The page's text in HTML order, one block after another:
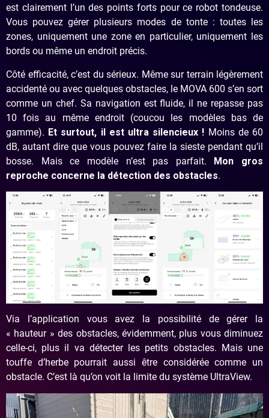
est clairement l’un des points forts pour ce robot tondeuse.
Vous pouvez gérer plusieurs modes de tonte : toutes les
zones, uniquement une zone en particulier, uniquement les
bords ou même un endroit précis.
Côté efficacité, c’est du sérieux. Même sur terrain légèrement
accidenté ou avec quelques obstacles, le MOVA 600 s’en sort
comme un chef. Sa navigation est fluide, il ne repasse pas
10 fois au même endroit (coucou les modèles bas de
gamme). Et surtout, il est ultra silencieux ! Moins de 60
dB, autant dire que vous pouvez faire la sieste pendant qu’il
bosse. Mais ce modèle n’est pas parfait. Mon gros
reproche concerne la détection des obstacles.
Via l’application vous avez la possibilité de gérer la
« hauteur » des obstacles, évidemment, plus vous diminuez
celle-ci, plus il va détecter les petits obstacles. Mais une
touffe d’herbe pourrait aussi être considérée comme un
obstacle. C’est là qu’on voit la limite du système UltraView.